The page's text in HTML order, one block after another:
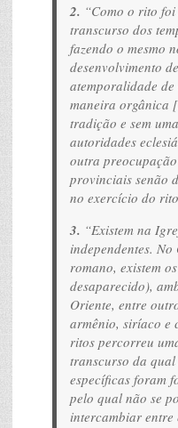
2. “Como o rito foi
transcurso dos
fazendo o mesmo
desenvolvimento
atemporalidade
maneira orgânica
tradição e sem
autoridades
outra
provinciais senão
no exercício do
3. “Existem na
independentes.
romano, existem
desaparecido),
Oriente, entre
armênio, siríaco e
ritos percorreu
transcurso da
específicas foram
pelo qual não se
intercambiar entre